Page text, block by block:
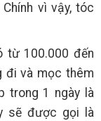
vì vậy, tóc
từ 100.000 đến
đi và mọc thêm
trong 1 ngày là
sẽ được gọi là